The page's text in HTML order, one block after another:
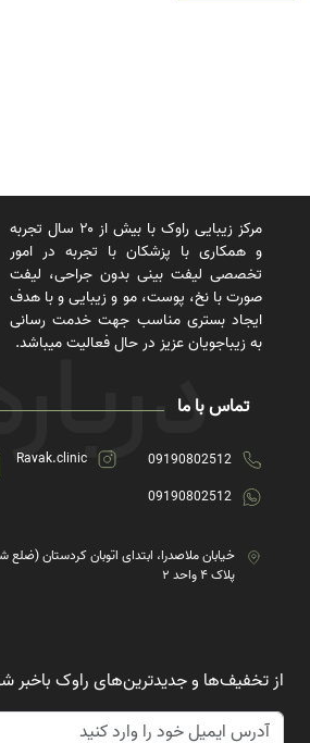
مرکز زیبایی راوک با بیش از ۲۰ سال تجربه
و همکاری با پزشکان با تجربه در امور
تخصصی لیفت بینی بدون جراحی، لیفت
صورت با نخ، پوست، مو و زیبایی و با هدف
ایجاد بستری مناسب جهت خدمت رسانی
به زیباجویان عزیز در حال فعالیت میباشد.
تماس با ما
09190802512
09190802512
Ravak.clinic
خیابان ملاصدرا، ابتدای اتوبان کردستان
پلاک ۴ واحد ۲
از تخفیف‌ها و جدیدترین‌های راوک باخبر